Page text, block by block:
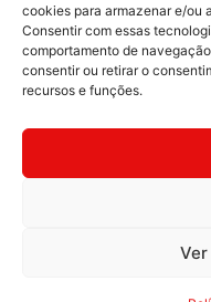
cookies para armazenar e/ou
Consentir com essas
comportamento de
consentir ou retirar o
recursos e funções.
seus
Política de